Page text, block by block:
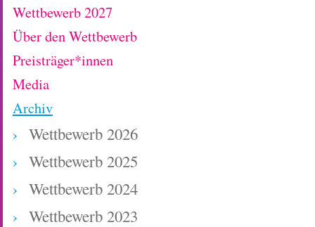
Wettbewerb 2027
Über den Wettbewerb
Preisträger*innen
Media
Archiv
Wettbewerb 2026
Wettbewerb 2025
Wettbewerb 2024
Wettbewerb 2023